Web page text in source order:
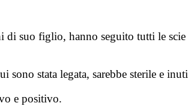
suo figlio, hanno seguito tutti le
sono stata legata, sarebbe sterile e
e positivo.